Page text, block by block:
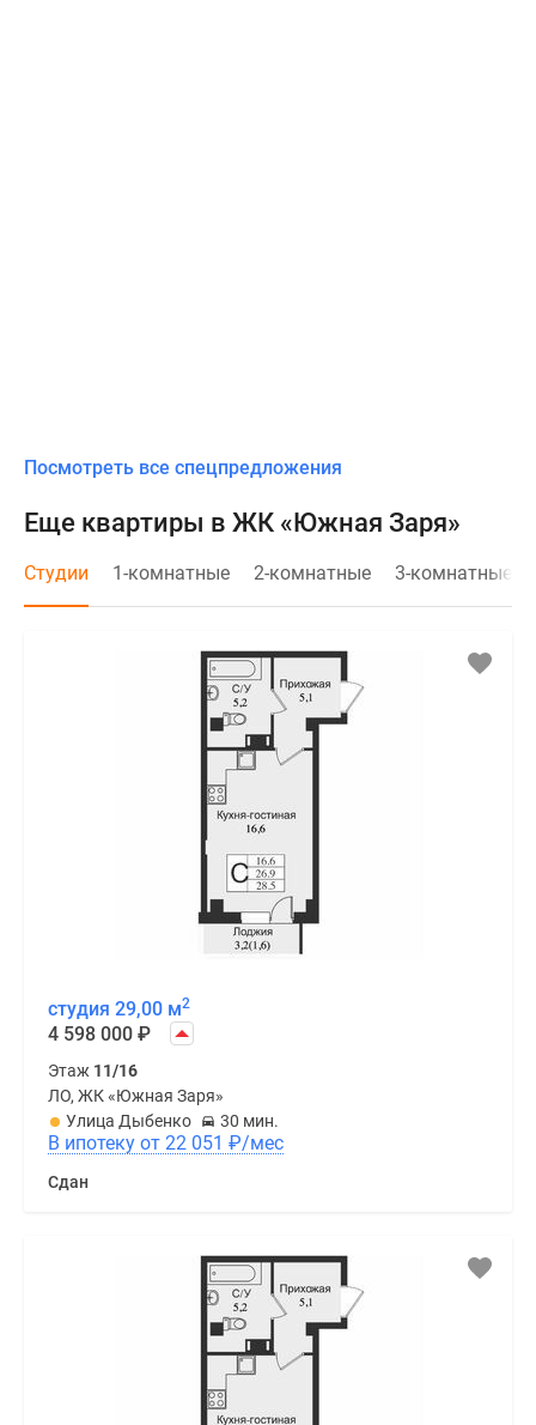
Посмотреть все спецпредложения
Еще квартиры в ЖК «Южная Заря»
Студии 1-комнатные 2-комнатные 3-комнатные
студия 29,00 м2
4 598 000 ₽
Этаж 11/16
ЛО, ЖК «Южная Заря»
Улица Дыбенко
30 мин.
В ипотеку от 22 051 ₽/мес
Сдан